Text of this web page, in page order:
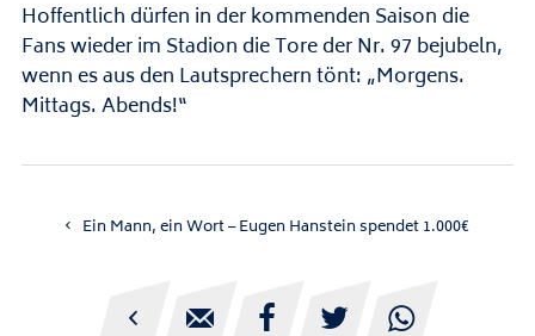
Hoffentlich dürfen in der kommenden Saison die
Fans wieder im Stadion die Tore der Nr. 97 bejubeln,
wenn es aus den Lautsprechern tönt: „Morgens.
Mittags. Abends!“
Ein Mann, ein Wort – Eugen Hanstein spendet 1.000€
    